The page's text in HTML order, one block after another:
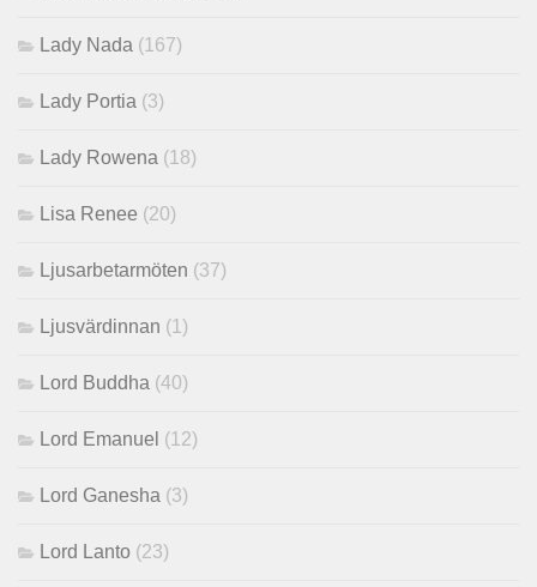
Lady Nada (167)
Lady Portia (3)
Lady Rowena (18)
Lisa Renee (20)
Ljusarbetarmöten (37)
Ljusvärdinnan (1)
Lord Buddha (40)
Lord Emanuel (12)
Lord Ganesha (3)
Lord Lanto (23)